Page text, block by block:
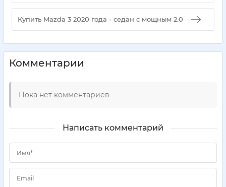
Купить Mazda 3 2020 года - седан с мощным 2.0
Комментарии
Пока нет комментариев
Написать комментарий
Имя*
Email